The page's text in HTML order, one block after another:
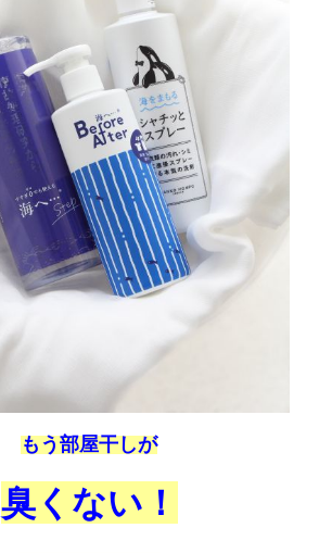
もう部屋干しが
臭くない！